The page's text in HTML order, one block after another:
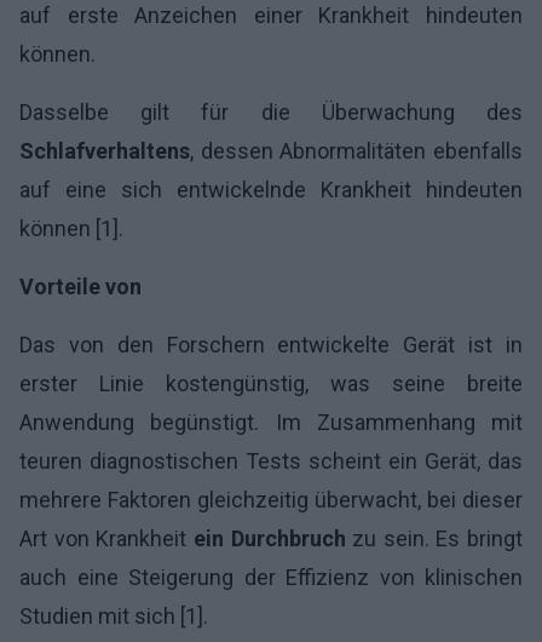
auf erste Anzeichen einer Krankheit hindeuten
können.
Dasselbe gilt für die Überwachung des
Schlafverhaltens, dessen Abnormalitäten ebenfalls
auf eine sich entwickelnde Krankheit hindeuten
können [1].
Vorteile von
Das von den Forschern entwickelte Gerät ist in
erster Linie kostengünstig, was seine breite
Anwendung begünstigt. Im Zusammenhang mit
teuren diagnostischen Tests scheint ein Gerät, das
mehrere Faktoren gleichzeitig überwacht, bei dieser
Art von Krankheit ein Durchbruch zu sein. Es bringt
auch eine Steigerung der Effizienz von klinischen
Studien mit sich [1].